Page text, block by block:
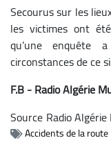
Secourus sur les
les victimes ont
qu’une enquête
circonstances de ce
F.B - Radio Algérie
Source Radio
Accidents de la route